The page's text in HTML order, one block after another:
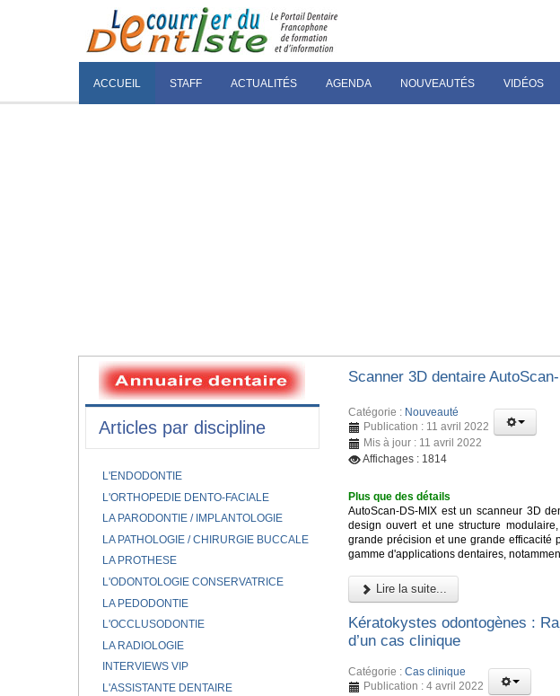
ACCUEIL STAFF ACTUALITÉS AGENDA NOUVEAUTÉS VIDÉOS
Scanner 3D dentaire
Catégorie : Nouveauté
Publication : 11 avril 2022
Mis à jour : 11 avril 2022
Affichages : 1814
Plus que des détails
AutoScan-DS-MIX est un scanneur 3D
design ouvert et une structure
grande précision et une grande efficacité
gamme d'applications dentaires,
Lire la suite...
Kératokystes odontogènes :
d’un cas clinique
Catégorie : Cas clinique
Publication : 4 avril 2022
Articles par discipline
L'ENDODONTIE
L'ORTHOPEDIE DENTO-FACIALE
LA PARODONTIE / IMPLANTOLOGIE
LA PATHOLOGIE / CHIRURGIE BUCCALE
LA PROTHESE
L'ODONTOLOGIE CONSERVATRICE
LA PEDODONTIE
L'OCCLUSODONTIE
LA RADIOLOGIE
INTERVIEWS VIP
L'ASSISTANTE DENTAIRE